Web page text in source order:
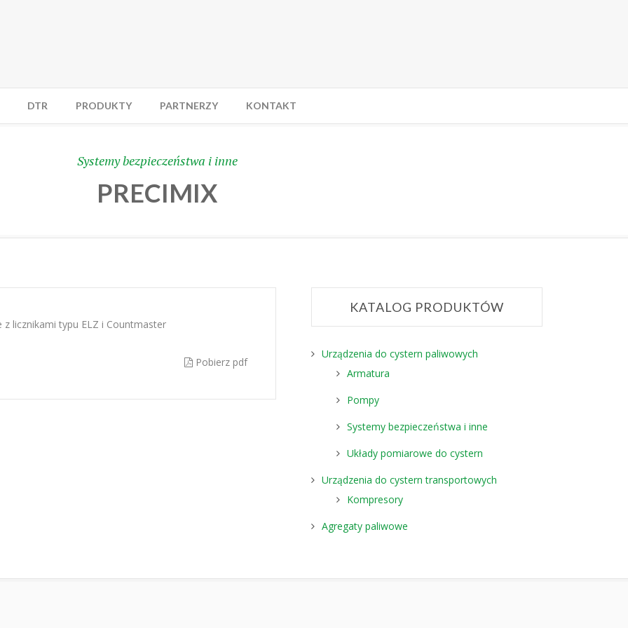
DTR PRODUKTY PARTNERZY KONTAKT
Systemy bezpieczeństwa i inne
PRECIMIX
licznikami typu ELZ i Countmaster
Pobierz pdf
KATALOG PRODUKTÓW
Urządzenia do cystern paliwowych
Armatura
Pompy
Systemy bezpieczeństwa i inne
Układy pomiarowe do cystern
Urządzenia do cystern transportowych
Kompresory
Agregaty paliwowe